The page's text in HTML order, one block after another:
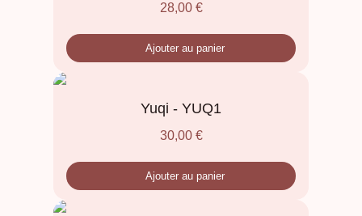
28,00 €
Ajouter au panier
Yuqi - YUQ1
30,00 €
Ajouter au panier